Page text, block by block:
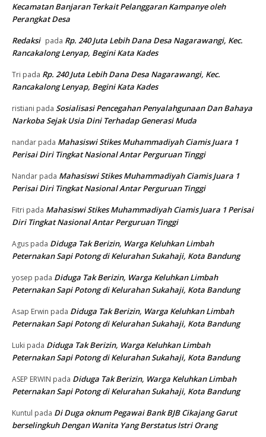
Kecamatan Banjaran Terkait Pelanggaran Kampanye oleh
Perangkat Desa
Redaksi pada Rp. 240 Juta Lebih Dana Desa Nagarawangi, Kec.
Rancakalong Lenyap, Begini Kata Kades
Tri pada Rp. 240 Juta Lebih Dana Desa Nagarawangi, Kec.
Rancakalong Lenyap, Begini Kata Kades
ristiani pada Sosialisasi Pencegahan Penyalahgunaan Dan Bahaya
Narkoba Sejak Usia Dini Terhadap Generasi Muda
nandar pada Mahasiswi Stikes Muhammadiyah Ciamis Juara 1
Perisai Diri Tingkat Nasional Antar Perguruan Tinggi
Nandar pada Mahasiswi Stikes Muhammadiyah Ciamis Juara 1
Perisai Diri Tingkat Nasional Antar Perguruan Tinggi
Fitri pada Mahasiswi Stikes Muhammadiyah Ciamis Juara 1 Perisai
Diri Tingkat Nasional Antar Perguruan Tinggi
Agus pada Diduga Tak Berizin, Warga Keluhkan Limbah
Peternakan Sapi Potong di Kelurahan Sukahaji, Kota Bandung
yosep pada Diduga Tak Berizin, Warga Keluhkan Limbah
Peternakan Sapi Potong di Kelurahan Sukahaji, Kota Bandung
Asap Erwin pada Diduga Tak Berizin, Warga Keluhkan Limbah
Peternakan Sapi Potong di Kelurahan Sukahaji, Kota Bandung
Luki pada Diduga Tak Berizin, Warga Keluhkan Limbah
Peternakan Sapi Potong di Kelurahan Sukahaji, Kota Bandung
ASEP ERWIN pada Diduga Tak Berizin, Warga Keluhkan Limbah
Peternakan Sapi Potong di Kelurahan Sukahaji, Kota Bandung
Kuntul pada Di Duga oknum Pegawai Bank BJB Cikajang Garut
berselingkuh Dengan Wanita Yang Berstatus Istri Orang